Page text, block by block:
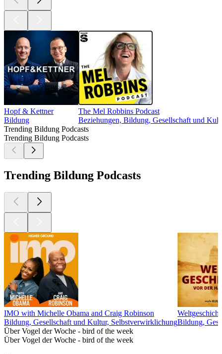
Hopf & Kettner
Bildung
The Mel Robbins Podcast
Beziehungen, Bildung, Gesellschaft und
Trending Bildung Podcasts
Trending Bildung Podcasts
Trending Bildung Podcasts
IMO with Michelle Obama and Craig Robinson
Bildung, Gesellschaft und Kultur, SelbstverwirklichungBildung,
Über Vogel der Woche - bird of the week
Über Vogel der Woche - bird of the week